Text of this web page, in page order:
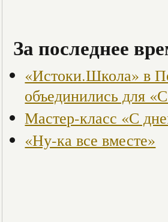
За последнее
«Истоки.Школа» в
объединились для
Мастер-класс «С
«Ну-ка все вместе»